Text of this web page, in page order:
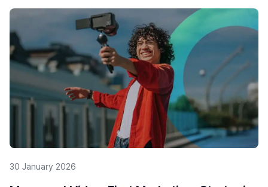
29 January 2026
Penting untuk UMKM